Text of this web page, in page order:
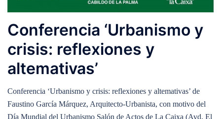
Conferencia ‘Urbanismo y
crisis: reflexiones y
altemativas’
Conferencia ‘Urbanismo y crisis: reflexiones y altemativas’ de
Faustino García Márquez, Arquitecto-Urbanista, con motivo del
Día Mundial del Urbanismo Salón de Actos de La Caixa (Avd. El